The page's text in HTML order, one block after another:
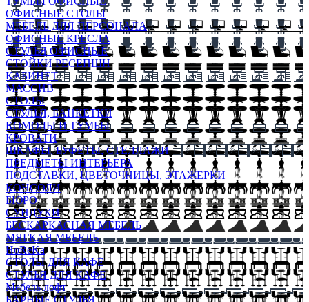
ОФИСНЫЕ СТОЛЫ
МЕБЕЛЬ ДЛЯ ПЕРСОНАЛА
ОФИСНЫЕ КРЕСЛА
СТУЛЬЯ ОФИСНЫЕ
СТОЙКИ РЕСЕПШН
КАБИНЕТ
МАССИВ
СТОЛЫ
СТУЛЬЯ, БАНКЕТКИ
КОМОДЫ И ТУМБЫ
КРОВАТИ
ШКАФЫ, БУФЕТЫ, СТЕЛЛАЖИ
ПРЕДМЕТЫ ИНТЕРЬЕРА
ПОДСТАВКИ, ЦВЕТОЧНИЦЫ, ЭТАЖЕРКИ
КОНСОЛИ
БЮРО
СУНДУКИ
БЕСКАРКАСНАЯ МЕБЕЛЬ
МЯГКАЯ МЕБЕЛЬ
HoReKa
СТОЛЫ ДЛЯ КАФЕ
СТУЛЬЯ ДЛЯ КАФЕ
Мебель лофт